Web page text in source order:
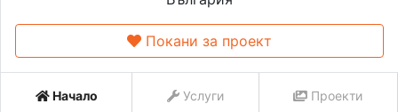
Покани за проект
Начало Услуги Проекти